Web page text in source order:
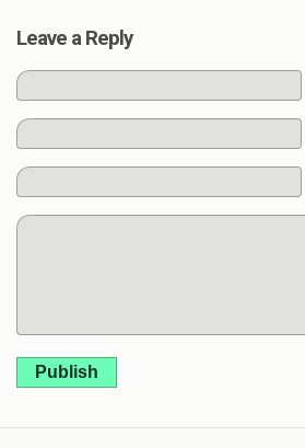
Leave a Reply
Publish